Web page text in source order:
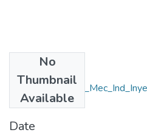
No
Thumbnail
Available
MB)
Date